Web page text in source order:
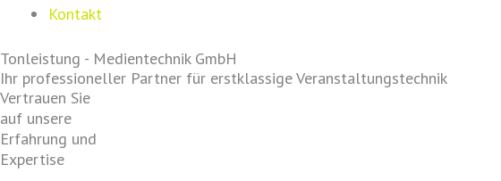
Kontakt
Tonleistung - Medientechnik GmbH
Ihr professioneller Partner für erstklassige Veranstaltungstechnik
Vertrauen Sie
auf unsere
Erfahrung und
Expertise